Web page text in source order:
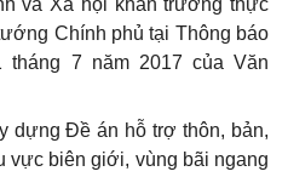
và Xã hội khẩn trương thực
Chính phủ tại Thông báo
tháng 7 năm 2017 của Văn
dựng Đề án hỗ trợ thôn, bản,
vực biên giới, vùng bãi ngang